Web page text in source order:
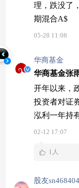
理，跌没了
期混合A$
05-28 11:08
华商基金
华商基金张
开年以来，
投资者对证
泓利一年持
来，预计稳
我国经济增
市场方面，
02-12 17:07
1人
股友sn468404